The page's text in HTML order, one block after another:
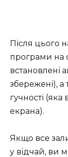
Після цього
програми на
встановлені
збережені), а
гучності (яка
екрана).
Якщо все
у відчай, ви